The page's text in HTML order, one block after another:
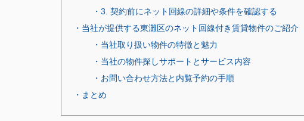
・3. 契約前にネット回線の詳細や条件を確認する
・当社が提供する東灘区のネット回線付き賃貸物件のご紹介
・当社取り扱い物件の特徴と魅力
・当社の物件探しサポートとサービス内容
・お問い合わせ方法と内覧予約の手順
・まとめ